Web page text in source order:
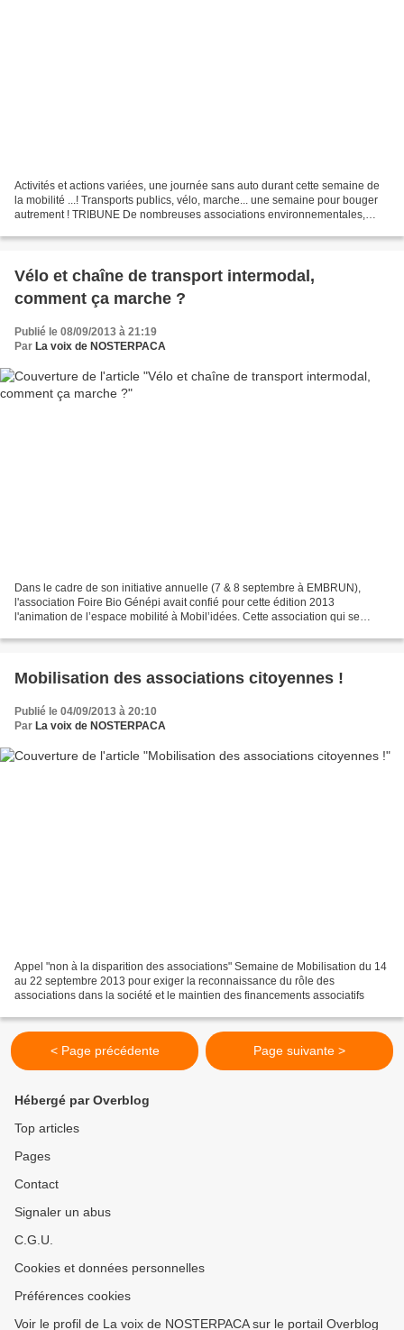
Activités et actions variées, une journée sans auto durant cette semaine de
la mobilité ...! Transports publics, vélo, marche... une semaine pour bouger
autrement ! TRIBUNE De nombreuses associations environnementales,
Vélo et chaîne de transport intermodal,
comment ça marche ?
Publié le 08/09/2013 à 21:19
Par La voix de NOSTERPACA
Dans le cadre de son initiative annuelle (7 & 8 septembre à EMBRUN),
l'association Foire Bio Génépi avait confié pour cette édition 2013
l'animation de l’espace mobilité à Mobil’idées. Cette association qui se
Mobilisation des associations citoyennes !
Publié le 04/09/2013 à 20:10
Par La voix de NOSTERPACA
Appel "non à la disparition des associations" Semaine de Mobilisation du 14
au 22 septembre 2013 pour exiger la reconnaissance du rôle des
associations dans la société et le maintien des financements associatifs
< Page précédente Page suivante >
Hébergé par Overblog
Top articles
Pages
Contact
Signaler un abus
C.G.U.
Cookies et données personnelles
Préférences cookies
Voir le profil de La voix de NOSTERPACA sur le portail Overblog